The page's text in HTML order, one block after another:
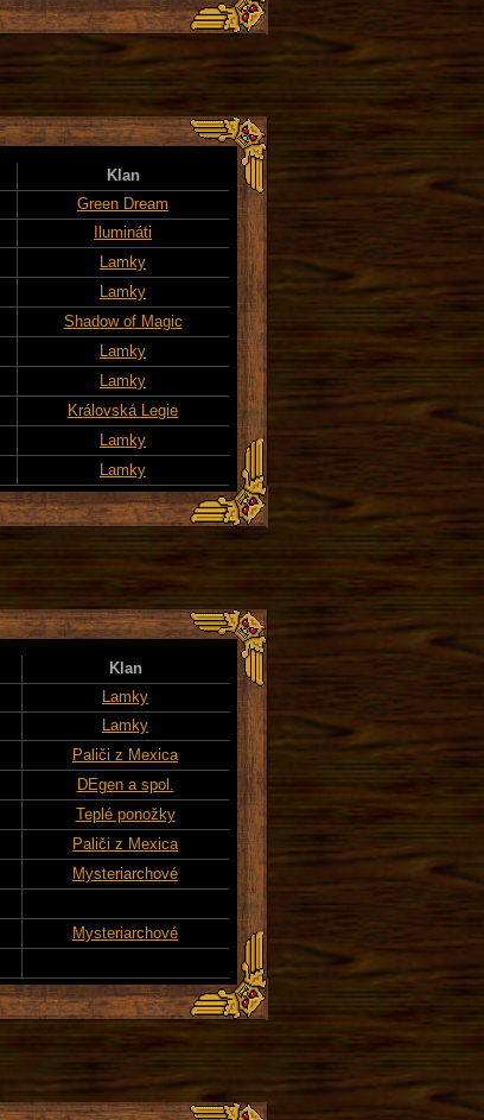
Klan
Green Dream
Ilumináti
Lamky
Lamky
Shadow of Magic
Lamky
Lamky
Královská Legie
Lamky
Lamky
Klan
Lamky
Lamky
Paliči z Mexica
DEgen a spol.
Teplé ponožky
Paliči z Mexica
Mysteriarchové
Mysteriarchové